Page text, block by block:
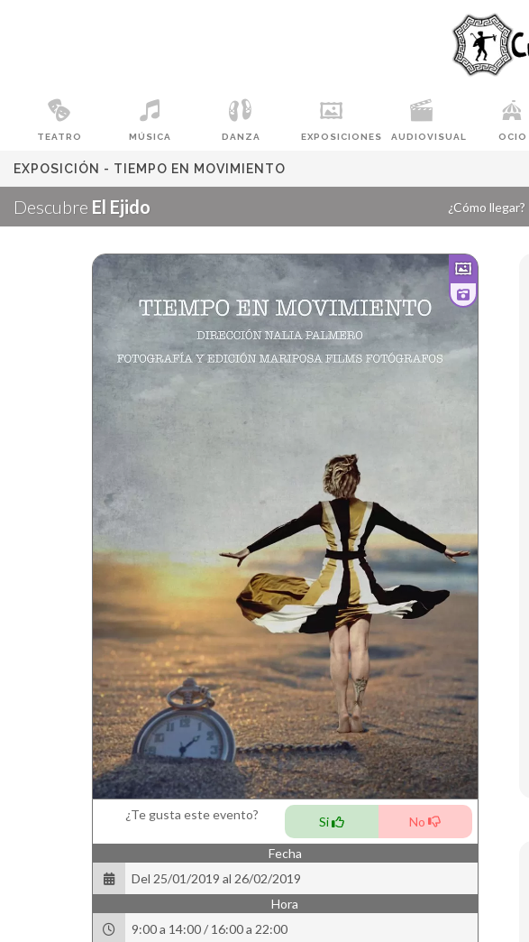
TEATRO MÚSICA DANZA EXPOSICIONES AUDIOVISUAL OCIO
EXPOSICIÓN - TIEMPO EN MOVIMIENTO
Descubre El Ejido ¿Cómo llegar?
¿Te gusta este evento? Si No
Fecha
Del 25/01/2019 al 26/02/2019
Hora
9:00 a 14:00 / 16:00 a 22:00